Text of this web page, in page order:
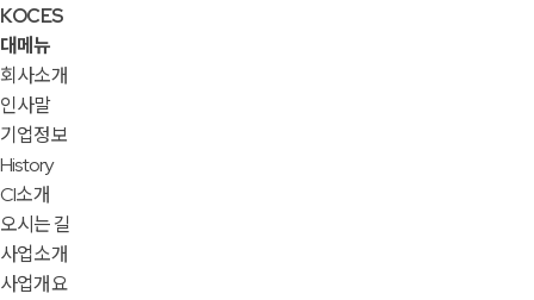
KOCES
대메뉴
회사소개
인사말
기업정보
History
CI소개
오시는 길
사업소개
사업개요